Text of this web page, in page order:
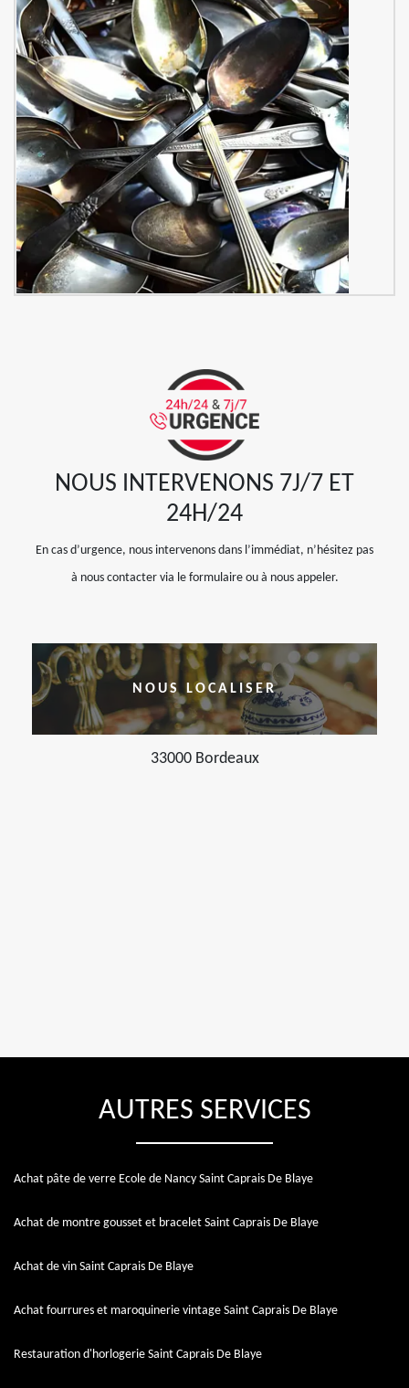
NOUS INTERVENONS 7J/7 ET
24H/24
En cas d’urgence, nous intervenons dans l’immédiat, n’hésitez pas
à nous contacter via le formulaire ou à nous appeler.
NOUS LOCALISER
33000 Bordeaux
AUTRES SERVICES
Achat pâte de verre Ecole de Nancy Saint Caprais De Blaye
Achat de montre gousset et bracelet Saint Caprais De Blaye
Achat de vin Saint Caprais De Blaye
Achat fourrures et maroquinerie vintage Saint Caprais De Blaye
Restauration d'horlogerie Saint Caprais De Blaye